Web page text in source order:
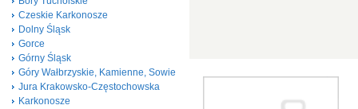
Czeskie Karkonosze
Dolny Śląsk
Gorce
Górny Śląsk
Góry Wałbrzyskie, Kamienne, Sowie
Jura Krakowsko-Częstochowska
Karkonosze